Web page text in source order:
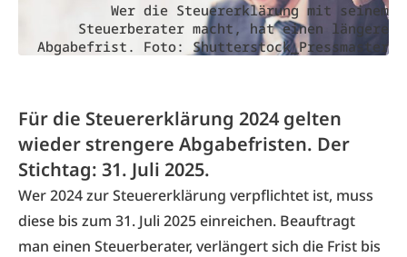
Wer die Steuererklärung mit seinem
Steuerberater macht, hat einen längere
Abgabefrist. Foto: Shutterstock_Pressmaster
Für die Steuererklärung 2024 gelten
wieder strengere Abgabefristen. Der
Stichtag: 31. Juli 2025.
Wer 2024 zur Steuererklärung verpflichtet ist, muss
diese bis zum 31. Juli 2025 einreichen. Beauftragt
man einen Steuerberater, verlängert sich die Frist bis